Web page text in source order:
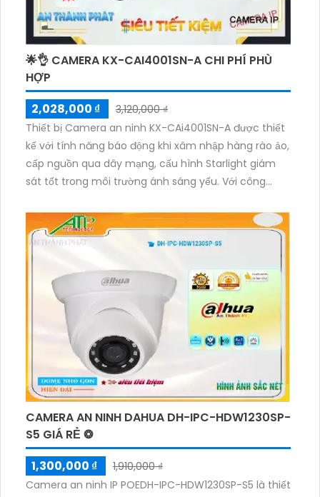
🌟👌 CAMERA KX-CAI4001SN-A CHI PHÍ PHÙ
HỢP
2,028,000 ₫
3,120,000 ₫
Thiết bị Camera an ninh KX-CAi4001SN-A được thiết
kế với tính năng báo động khi xâm nhập hàng rào ảo,
cấp nguồn qua dây mạng, cấu hình Starlight giám
sát tốt trong môi trường ánh sáng yếu. Với công
trong khoảng cách lên đến 30m. Sản phẩm này
thích hợp cho dự án dân dụng, được lắp đặt tại vị trí
chống mưa nắng. Thân camera được làm bằng kim
loại chất lượng, trang bị khe cắm thẻ nhớ Micro SD
dung lượng cao, hỗ trợ kết nối IP POE và khả năng
nguồn giao động 10%:12V, siêu tiết kiệm. Đặc biệt,
camera này còn có chức năng thu âm, tiêu cự cố
định 3.6mm, và hỗ trợ công nghệ hồng ngoại Smart
IR siêu tiết kiệm băng thông H.265/H.264+/H.264.
CAMERA AN NINH DAHUA DH-IPC-HDW1230SP-
S5 GIÁ RẺ ❂
1,300,000 ₫
1,910,000 ₫
Camera an ninh IP POEDH-IPC-HDW1230SP-S5 là thiết